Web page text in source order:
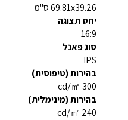
69.81x39.26 ס"מ
יחס תצוגה
16:9
סוג פאנל
IPS
בהירות (טיפוסית)
300 cd/㎡
בהירות (מינימלית)
240 cd/㎡